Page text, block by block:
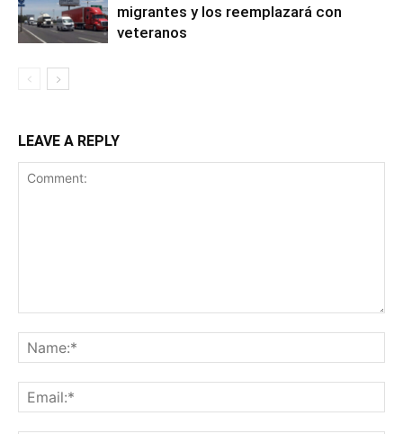
migrantes y los reemplazará con
veteranos
LEAVE A REPLY